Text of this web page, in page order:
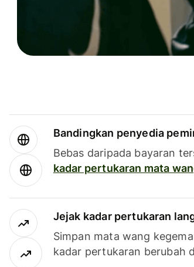
Bandingkan penyedia
Bebas daripada bayaran
kadar pertukaran mata
Jejak kadar pertukaran
Simpan mata wang
kadar pertukaran berubah